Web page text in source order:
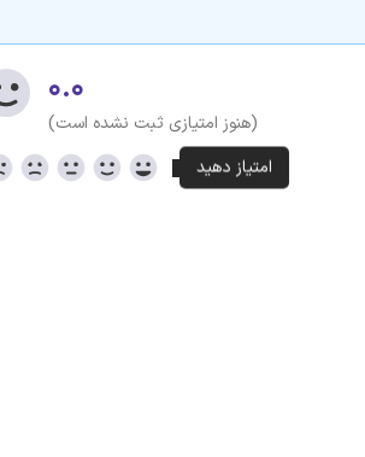
۰.۰
(هنوز امتیازی ثبت نشده است)